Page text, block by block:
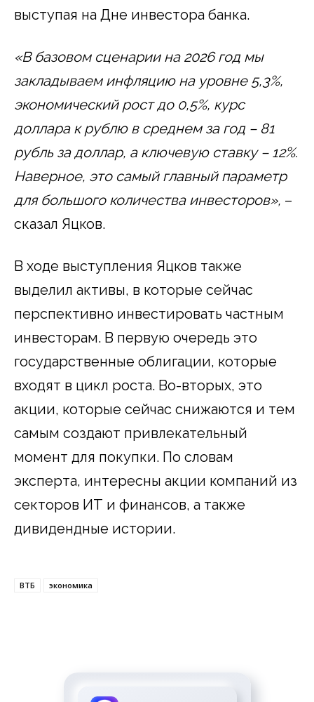
выступая на Дне инвестора банка.
«В базовом сценарии на 2026 год мы
закладываем инфляцию на уровне 5,3%,
экономический рост до 0,5%, курс
доллара к рублю в среднем за год – 81
рубль за доллар, а ключевую ставку – 12%.
Наверное, это самый главный параметр
для большого количества инвесторов», –
сказал Яцков.
В ходе выступления Яцков также
выделил активы, в которые сейчас
перспективно инвестировать частным
инвесторам. В первую очередь это
государственные облигации, которые
входят в цикл роста. Во-вторых, это
акции, которые сейчас снижаются и тем
самым создают привлекательный
момент для покупки. По словам
эксперта, интересны акции компаний из
секторов ИТ и финансов, а также
дивидендные истории.
ВТБ экономика